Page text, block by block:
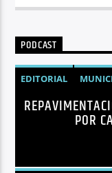
PODCAST
EDITORIAL
QUITO
POR